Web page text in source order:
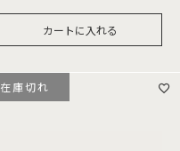
カートに入れる
在庫切れ